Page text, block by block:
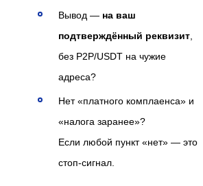
Вывод — на ваш
подтверждённый реквизит
без P2P/USDT на чужие
адреса?
Нет «платного комплаенса» и
«налога заранее»?
Если любой пункт «нет» — это
стоп-сигнал.